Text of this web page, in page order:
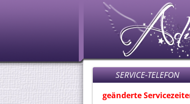
SERVICE-TELEFON
geänderte